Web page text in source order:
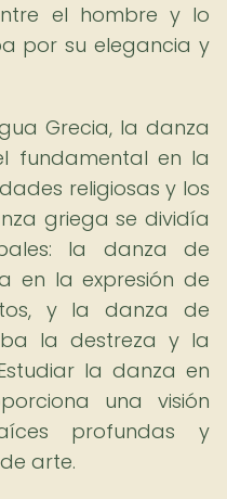
el hombre y lo
por su elegancia y
Grecia, la danza
fundamental en la
religiosas y los
griega se dividía
la danza de
en la expresión de
y la danza de
la destreza y la
la danza en
una visión
profundas y
arte.